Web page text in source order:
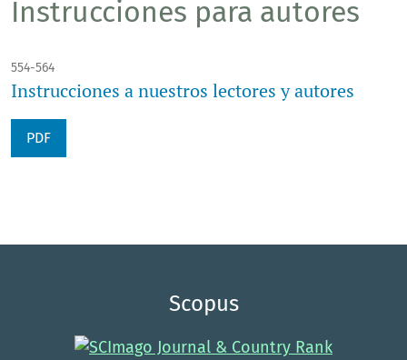
Instrucciones para autores
554-564
Instrucciones a nuestros lectores y autores
PDF
Scopus